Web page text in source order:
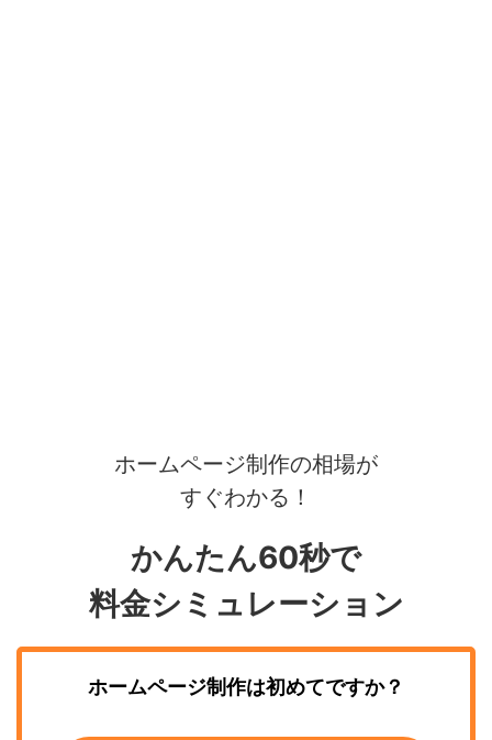
ホームページ制作の相場が
すぐわかる！
かんたん60秒で
料金シミュレーション
ホームページ制作は初めてですか？